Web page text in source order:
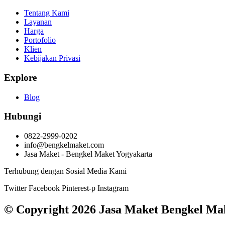
Tentang Kami
Layanan
Harga
Portofolio
Klien
Kebijakan Privasi
Explore
Blog
Hubungi
0822-2999-0202
info@bengkelmaket.com
Jasa Maket - Bengkel Maket Yogyakarta
Terhubung dengan Sosial Media Kami
Twitter Facebook Pinterest-p Instagram
© Copyright 2026 Jasa Maket Bengkel